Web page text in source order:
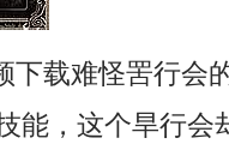
下载难怪罟行会
能，这个旱行会